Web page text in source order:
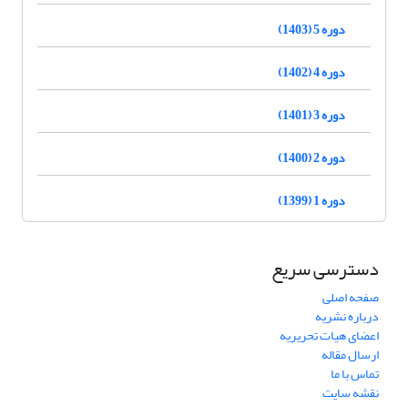
دوره 5 (1403)
دوره 4 (1402)
دوره 3 (1401)
دوره 2 (1400)
دوره 1 (1399)
دسترسی سریع
صفحه اصلی
درباره نشریه
اعضای هیات تحریریه
ارسال مقاله
تماس با ما
نقشه سایت